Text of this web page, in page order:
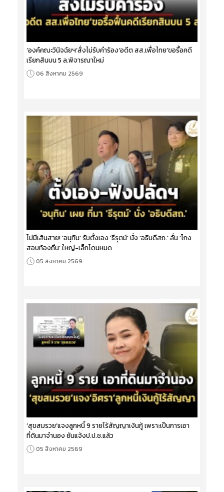
‘องค์คณะวินิจฉัยฯ’สั่งไม่รับคำร้อง‘อดีต สส.เพื่อไทย’ขอรื้อคดี
เรียกสินบน 5 ล.พิจารณาใหม่
06 สิงหาคม 2569
ไม่มีเส้นสาย! 'อนุทิน' รับตั้งเอง 'ธีรุตม์' นั่ง 'อธิบดีสถ.' ลั่น 'โกง
สอบท้องถิ่น' ใหญ่-เล็กโดนหมด
05 สิงหาคม 2569
‘สุขสมรวย’แจงลูกหนี้ 9 รายไร้สัญญาเงินกู้ เพราะเป็นการเอา
ที่ดินมาจำนอง ยันแจ้งป.ป.ช.แล้ว
05 สิงหาคม 2569